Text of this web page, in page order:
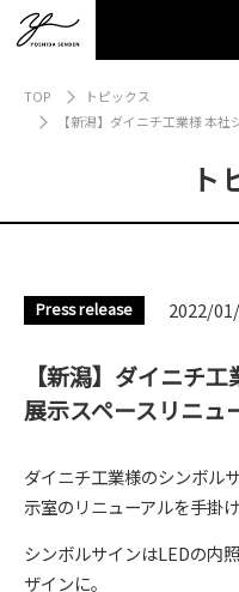
TOP
トピックス
【新潟】ダイニチ工業様 本
ト
Press release 2022/
【新潟】ダイニチ
展示スペースリニュ
ダイニチ工業様のシンボル
示室のリニューアルを手掛
シンボルサインはLEDの内
ザインに。